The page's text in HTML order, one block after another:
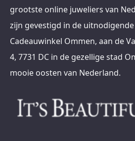
grootste online juweliers van
zijn gevestigd in de uitnodigende
Cadeauwinkel Ommen, aan de
4, 7731 DC in de gezellige stad
mooie oosten van Nederland.